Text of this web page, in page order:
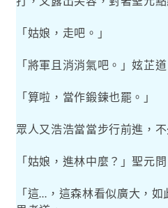
「姑娘，走吧。」
「將軍且消消氣吧。」妶芷道
「算啦，當作鍛鍊也罷。」
眾人又浩浩當當步行前進，
「姑娘，進林中麼？」聖元問
「這… ，這森林看似廣大，